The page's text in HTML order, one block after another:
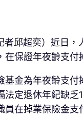
者邱超奕）近日，
保證年夜齡支
基金為年夜齡支付
法定退休年紀缺
員在掉業保險金